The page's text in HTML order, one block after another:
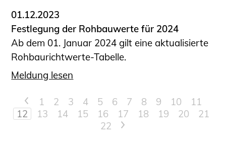
01.12.2023
Festlegung der Rohbauwerte für 2024
Ab dem 01. Januar 2024 gilt eine aktualisierte
Rohbaurichtwerte-Tabelle.
Meldung lesen
< 1 2 3 4 5 6 7 8 9 10
11
12
13 14 15 16 17 18 19 20
21
22
>